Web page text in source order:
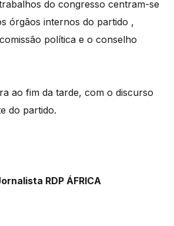
do congresso centram-se
órgãos internos do partido ,
política e o conselho
ao fim da tarde, com o discurso
do partido.
RDP ÁFRICA